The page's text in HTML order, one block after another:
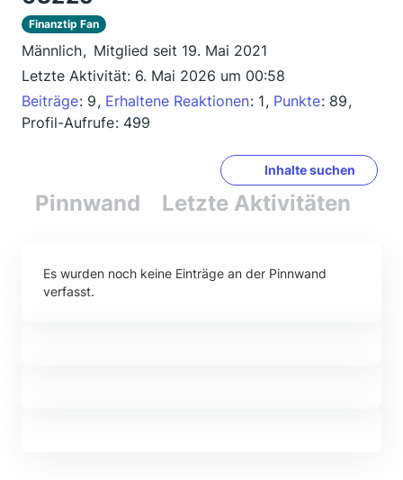
Finanztip Fan
Männlich
Mitglied seit 19. Mai 2021
Letzte Aktivität: 6. Mai 2026 um 00:58
Beiträge 9 Erhaltene Reaktionen 1 Punkte 89
Profil-Aufrufe 499
Inhalte suchen
Pinnwand Letzte Aktivitäten
Es wurden noch keine Einträge an der Pinnwand
verfasst.